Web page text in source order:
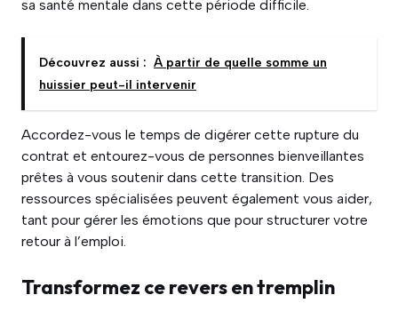
sa santé mentale dans cette période difficile.
Découvrez aussi : À partir de quelle somme un
huissier peut-il intervenir
Accordez-vous le temps de digérer cette rupture du
contrat et entourez-vous de personnes bienveillantes
prêtes à vous soutenir dans cette transition. Des
ressources spécialisées peuvent également vous aider,
tant pour gérer les émotions que pour structurer votre
retour à l’emploi.
Transformez ce revers en tremplin